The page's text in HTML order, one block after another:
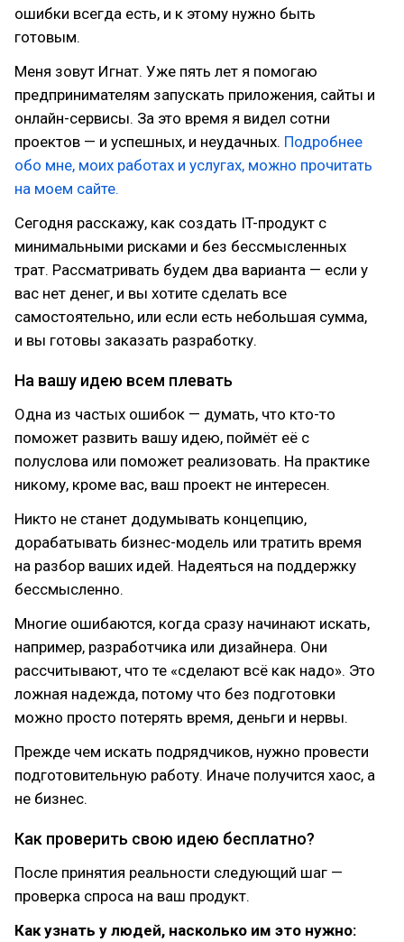
ошибки всегда есть, и к этому нужно быть
готовым.
Меня зовут Игнат. Уже пять лет я помогаю
предпринимателям запускать приложения, сайты и
онлайн-сервисы. За это время я видел сотни
проектов — и успешных, и неудачных. Подробнее
обо мне, моих работах и услугах, можно прочитать
на моем сайте.
Сегодня расскажу, как создать IT-продукт с
минимальными рисками и без бессмысленных
трат. Рассматривать будем два варианта — если у
вас нет денег, и вы хотите сделать все
самостоятельно, или если есть небольшая сумма,
и вы готовы заказать разработку.
На вашу идею всем плевать
Одна из частых ошибок — думать, что кто-то
поможет развить вашу идею, поймёт её с
полуслова или поможет реализовать. На практике
никому, кроме вас, ваш проект не интересен.
Никто не станет додумывать концепцию,
дорабатывать бизнес-модель или тратить время
на разбор ваших идей. Надеяться на поддержку
бессмысленно.
Многие ошибаются, когда сразу начинают искать,
например, разработчика или дизайнера. Они
рассчитывают, что те «сделают всё как надо». Это
ложная надежда, потому что без подготовки
можно просто потерять время, деньги и нервы.
Прежде чем искать подрядчиков, нужно провести
подготовительную работу. Иначе получится хаос, а
не бизнес.
Как проверить свою идею бесплатно?
После принятия реальности следующий шаг —
проверка спроса на ваш продукт.
Как узнать у людей, насколько им это нужно: